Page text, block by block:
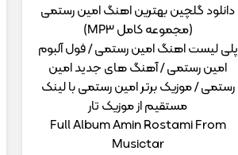
دانلود گلچین بهترین اهنگ امین رستمی
(مجموعه کامل MP3)
پلی لیست اهنگ امین رستمی / فول آلبوم
امین رستمی / آهنگ های جدید امین
رستمی / موزیک برتر امین رستمی با لینک
مستقیم از موزیک تار
Full Album Amin Rostami From
Musictar